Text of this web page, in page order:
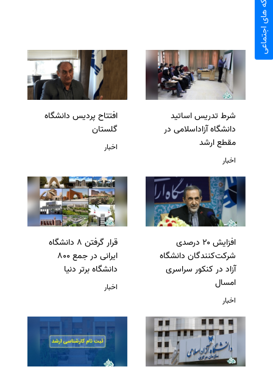
شرط تدریس اساتید
دانشگاه آزاداسلامی در
مقطع ارشد
اخبار
افتتاح پردیس دانشگاه
گلستان
اخبار
افزایش ۲۰ درصدی
شرکت‌کنندگان دانشگاه
آزاد در کنکور سراسری
امسال
اخبار
قرار گرفتن 8 دانشگاه
ایرانی در جمع 800
دانشگاه برتر دنیا
اخبار
شبکه های اجتماعی